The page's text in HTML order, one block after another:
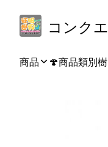
商品 🍄商品類別樹